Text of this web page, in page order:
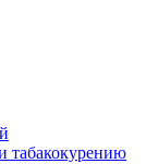
табакокурению